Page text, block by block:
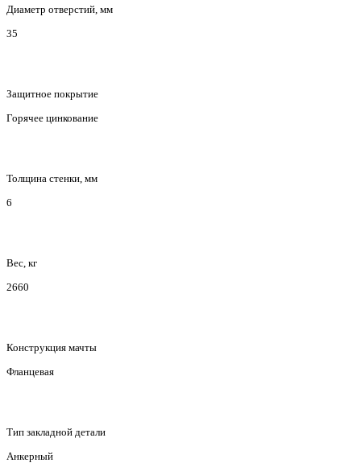
Диаметр отверстий, мм
35
Защитное покрытие
Горячее цинкование
Толщина стенки, мм
6
Вес, кг
2660
Конструкция мачты
Фланцевая
Тип закладной детали
Анкерный